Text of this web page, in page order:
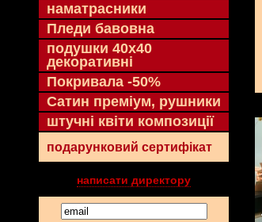
наматрасники
Пледи бавовна
подушки 40х40
декоративні
Покривала -50%
Сатин преміум, рушники
штучні квіти композиції
подарунковий сертифікат
написати директору